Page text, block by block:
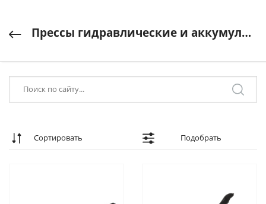
Прессы гидравлические и аккумуляторные
Сортировать Подобрать